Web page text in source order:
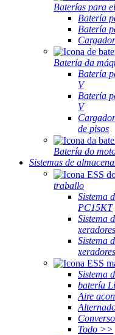
Baterías para
Batería
Batería
Batería da
Batería
V
Batería
V
de pisos
Batería do
Sistemas de
traballo
Sistema
PC15KT
Sistema
Sistema
Sistema
batería
Aire
Todo >>